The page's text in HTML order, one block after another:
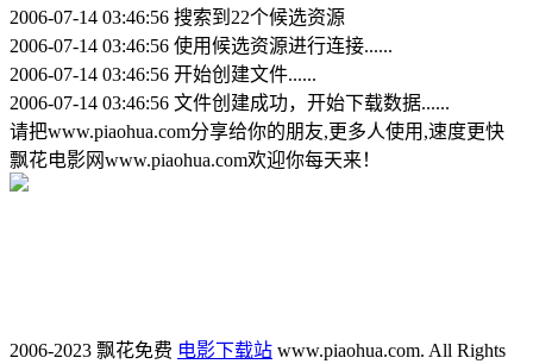
2006-07-14 03:46:56 搜索到22个候选资源
2006-07-14 03:46:56 使用候选资源进行连接......
2006-07-14 03:46:56 开始创建文件......
2006-07-14 03:46:56 文件创建成功，开始下载数据......
请把www.piaohua.com分享给你的朋友,更多人使用,速度更快
飘花电影网www.piaohua.com欢迎你每天来！
2006-2023 飘花免费 电影下载站 www.piaohua.com. All Rights